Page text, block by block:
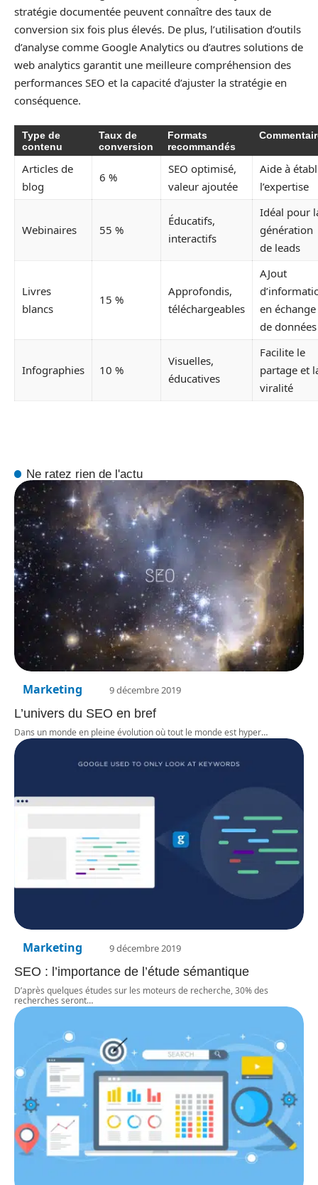
stratégie documentée peuvent connaître des taux de
conversion six fois plus élevés. De plus, l’utilisation d’outils
d’analyse comme Google Analytics ou d’autres solutions de
web analytics garantit une meilleure compréhension des
performances SEO et la capacité d’ajuster la stratégie en
conséquence.
Type de
contenu
Taux de
conversion
Formats
recommandés
Articles de
blog
6 %
SEO optimisé,
valeur ajoutée
Aide à
l’expertise
Webinaires 55 %
Éducatifs,
interactifs
Idéal pour
génération
de leads
Livres
blancs
15 %
Approfondis,
téléchargeables
AJout
en échange
de données
Infographies 10 %
Visuelles,
éducatives
Facilite le
partage et
viralité
Ne ratez rien de l'actu
Marketing 9 décembre 2019
L’univers du SEO en bref
Dans un monde en pleine évolution où tout le monde est hyper…
Marketing 9 décembre 2019
SEO : l’importance de l’étude sémantique
D’après quelques études sur les moteurs de recherche, 30% des
recherches seront…